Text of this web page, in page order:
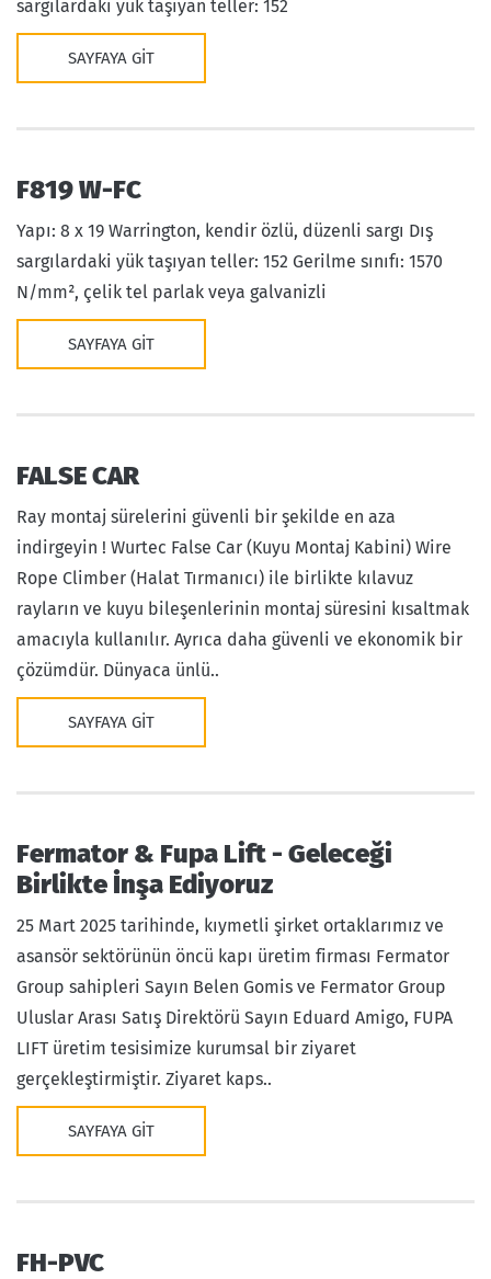
sargılardaki yük taşıyan teller: 152
SAYFAYA GIT
F819 W-FC
Yapı: 8 x 19 Warrington, kendir özlü, düzenli sargı Dış
sargılardaki yük taşıyan teller: 152 Gerilme sınıfı: 1570
N/mm², çelik tel parlak veya galvanizli
SAYFAYA GIT
FALSE CAR
Ray montaj sürelerini güvenli bir şekilde en aza
indirgeyin ! Wurtec False Car (Kuyu Montaj Kabini) Wire
Rope Climber (Halat Tırmanıcı) ile birlikte kılavuz
rayların ve kuyu bileşenlerinin montaj süresini kısaltmak
amacıyla kullanılır. Ayrıca daha güvenli ve ekonomik bir
çözümdür. Dünyaca ünlü..
SAYFAYA GIT
Fermator & Fupa Lift - Geleceği
Birlikte İnşa Ediyoruz
25 Mart 2025 tarihinde, kıymetli şirket ortaklarımız ve
asansör sektörünün öncü kapı üretim firması Fermator
Group sahipleri Sayın Belen Gomis ve Fermator Group
Uluslar Arası Satış Direktörü Sayın Eduard Amigo, FUPA
LIFT üretim tesisimize kurumsal bir ziyaret
gerçekleştirmiştir. Ziyaret kaps..
SAYFAYA GIT
FH-PVC